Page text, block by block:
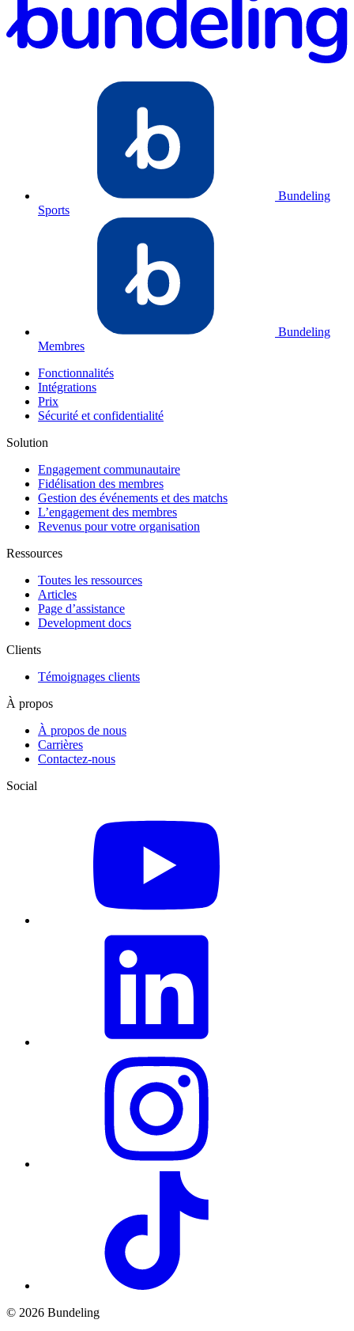
Bundeling
Sports
Bundeling
Membres
Fonctionnalités
Intégrations
Prix
Sécurité et confidentialité
Solution
Engagement communautaire
Fidélisation des membres
Gestion des événements et des matchs
L’engagement des membres
Revenus pour votre organisation
Ressources
Toutes les ressources
Articles
Page d’assistance
Development docs
Clients
Témoignages clients
À propos
À propos de nous
Carrières
Contactez-nous
Social
© 2026 Bundeling